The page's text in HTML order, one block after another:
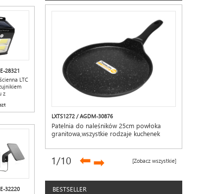
LXTS1272 / AGDM-30876
Patelnia do naleśników 25cm powłoka
granitowa,wszystkie rodzaje kuchenek
[Zobacz wszystkie]
1/10 ➡➡
BESTSELLER
28321
LTC
z
32220